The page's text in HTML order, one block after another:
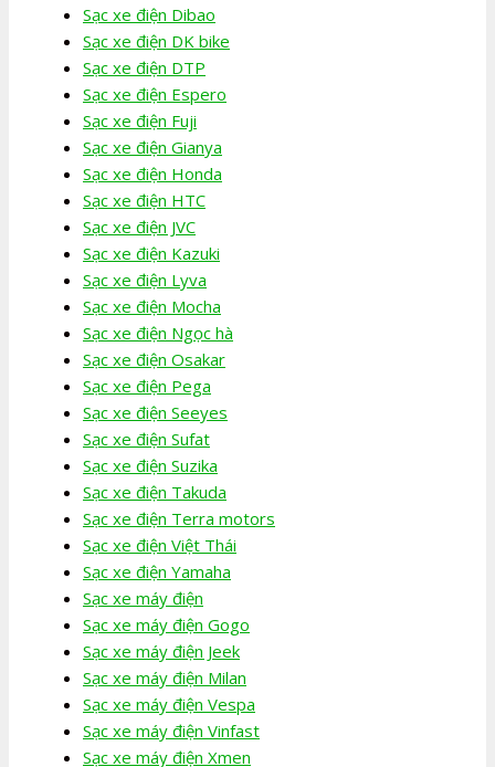
Sạc xe điện Dibao
Sạc xe điện DK bike
Sạc xe điện DTP
Sạc xe điện Espero
Sạc xe điện Fuji
Sạc xe điện Gianya
Sạc xe điện Honda
Sạc xe điện HTC
Sạc xe điện JVC
Sạc xe điện Kazuki
Sạc xe điện Lyva
Sạc xe điện Mocha
Sạc xe điện Ngọc hà
Sạc xe điện Osakar
Sạc xe điện Pega
Sạc xe điện Seeyes
Sạc xe điện Sufat
Sạc xe điện Suzika
Sạc xe điện Takuda
Sạc xe điện Terra motors
Sạc xe điện Việt Thái
Sạc xe điện Yamaha
Sạc xe máy điện
Sạc xe máy điện Gogo
Sạc xe máy điện Jeek
Sạc xe máy điện Milan
Sạc xe máy điện Vespa
Sạc xe máy điện Vinfast
Sạc xe máy điện Xmen